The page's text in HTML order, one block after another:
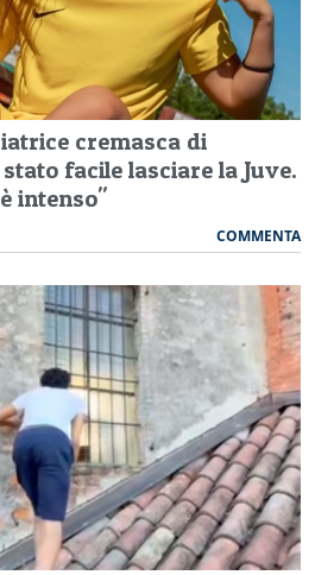
cremasca di
facile lasciare la Juve.
intenso"
COMMENTA